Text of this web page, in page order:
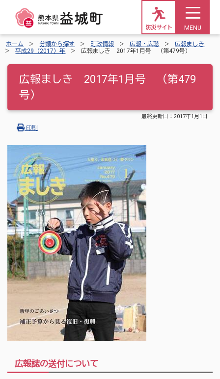
防災サイト MENU
ホーム 分類から探す 町政情報 広報・広聴
広報ましき
平成29（2017）年
広報ましき 2017年1月号 （第479号）
広報ましき 2017年1月号 （第479
号）
最終更新日： 2017年1月1日
印刷
広報誌の送付について